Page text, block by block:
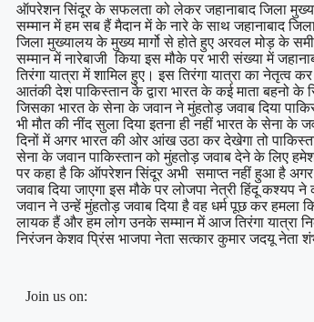
ऑपरेशन सिंदूर के सफलता को लेकर जहानाबाद जिला
सम्मान में हम सब हैं मैदान में के नारे के साथ जहानाबाद
जिला मुख्यालय के मुख्य मार्गो से होते हुए अरवल मोड़ के
सम्मान में नारेबाजी किया इस मौके पर भारी संख्या में
तिरंगा यात्रा में शामिल हुए। इस तिरंगा यात्रा का नेतृत्व
आतंकी देश पाकिस्तान के द्वारा भारत के कई माता बहनो
जिसका भारत के सेना के जवान ने मुंहतोड़ जवाब दिया
भी मौत की नींद सुला दिया इतना ही नहीं भारत के सेना के
दिनों में अगर भारत की ओर आंख उठा कर देखेगा तो
सेना के जवान पाकिस्तान को मुंहतोड़ जवाब देने के लिए
पर कहा है कि ऑपरेशन सिंदूर अभी समाप्त नहीं हुआ है
जवाब दिया जाएगा इस मौके पर लोजपा नेत्री हिंदू कश्यप
जवान ने उन्हें मुंहतोड़ जवाब दिया है वह धर्म पूछ कर हमला
लायक हैं और हम लोग उनके सम्मान में आज तिरंगा यात्रा
निरंजन केशव प्रिंस भाजपा नेता सत्कार कुमार जदयू नेता शंभू
Join us on: